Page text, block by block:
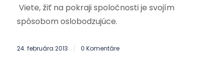
Viete, žiť na pokraji spoločnosti je svojím
spôsobom oslobodzujúce.
24. februára 2013 / 0 Komentáre